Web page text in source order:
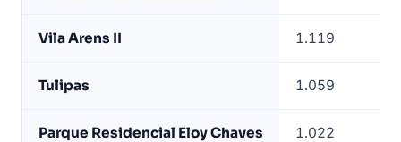
Vila Arens II 1.119
Tulipas 1.059
Parque Residencial Eloy Chaves 1.022